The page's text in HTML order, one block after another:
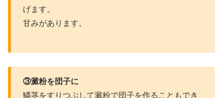
げます。
甘みがあります。
③澱粉を団子に
鱗茎をすりつぶして澱粉で団子を作ることもでき